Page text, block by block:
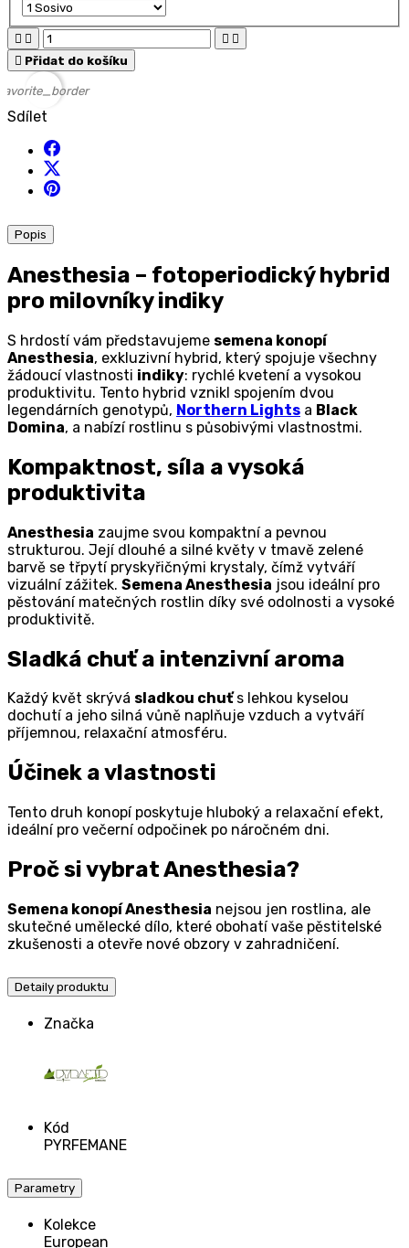
   
 Přidat do košíku
favorite_border
Sdílet
Popis
Anesthesia – fotoperiodický hybrid
pro milovníky indiky
S hrdostí vám představujeme semena konopí
Anesthesia, exkluzivní hybrid, který spojuje všechny
žádoucí vlastnosti indiky: rychlé kvetení a vysokou
produktivitu. Tento hybrid vznikl spojením dvou
legendárních genotypů, Northern Lights a Black
Domina, a nabízí rostlinu s působivými vlastnostmi.
Kompaktnost, síla a vysoká
produktivita
Anesthesia zaujme svou kompaktní a pevnou
strukturou. Její dlouhé a silné květy v tmavě zelené
barvě se třpytí pryskyřičnými krystaly, čímž vytváří
vizuální zážitek. Semena Anesthesia jsou ideální pro
pěstování matečných rostlin díky své odolnosti a vysoké
produktivitě.
Sladká chuť a intenzivní aroma
Každý květ skrývá sladkou chuťs lehkou kyselou
dochutí a jeho silná vůně naplňuje vzduch a vytváří
příjemnou, relaxační atmosféru.
Účinek a vlastnosti
Tento druh konopí poskytuje hluboký a relaxační efekt,
ideální pro večerní odpočinek po náročném dni.
Proč si vybrat Anesthesia?
Semena konopí Anesthesia nejsou jen rostlina, ale
skutečné umělecké dílo, které obohatí vaše pěstitelské
zkušenosti a otevře nové obzory v zahradničení.
Detaily produktu
Značka
Kód
PYRFEMANE
Parametry
Kolekce
European